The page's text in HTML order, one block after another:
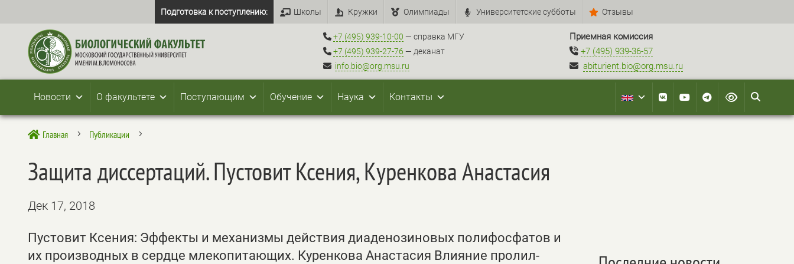
Подготовка к поступлению: Школы Кружки Олимпиады Университетские субботы Отзывы
+7 (495) 939-10-00 — справка МГУ
+7 (495) 939-27-76 — деканат
info.bio@org.msu.ru
Приемная комиссия
+7 (495) 939-36-57
abiturient.bio@org.msu.ru
Новости О факультете Поступающим Обучение Наука Контакты
 Главная 5 Публикации 5
Защита диссертаций. Пустовит Ксения, Куренкова Анастасия
Дек 17, 2018
Пустовит Ксения: Эффекты и механизмы действия диаденозиновых полифосфатов и
их производных в сердце млекопитающих. Куренкова Анастасия Влияние пролил-